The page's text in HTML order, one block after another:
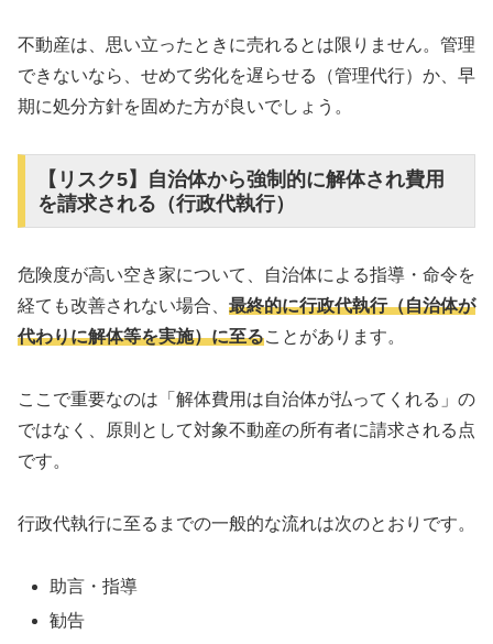
不動産は、思い立ったときに売れるとは限りません。管理
できないなら、せめて劣化を遅らせる（管理代行）か、早
期に処分方針を固めた方が良いでしょう。
【リスク5】自治体から強制的に解体され費用
を請求される（行政代執行）
危険度が高い空き家について、自治体による指導・命令を
経ても改善されない場合、 最終的に行政代執行（自治体が
代わりに解体等を実施）に至ることがあります。
ここで重要なのは「解体費用は自治体が払ってくれる」の
ではなく、原則として対象不動産の所有者に請求される点
です。
行政代執行に至るまでの一般的な流れは次のとおりです。
助言・指導
勧告